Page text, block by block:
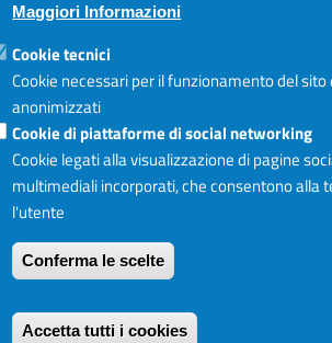
Inserisci la password associata al tuo
Hai dimenticato la password? *
Maggiori Informazioni
Cookie tecnici
Cookie necessari per il funzionamento del
anonimizzati
Cookie di piattaforme di social networking
Cookie legati alla visualizzazione di pagine
multimediali incorporati, che consentono alla
l'utente
Conferma le scelte
Accetta tutti i cookies